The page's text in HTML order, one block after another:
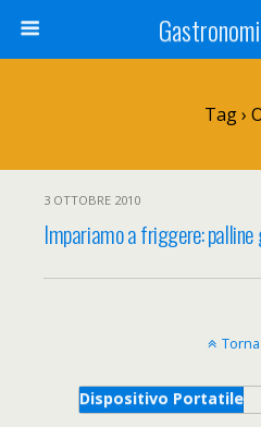
Tag ›
3 OTTOBRE 2010
Impariamo a friggere: palline
Dispositivo Portatile